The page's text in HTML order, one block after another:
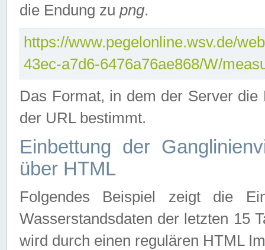
die Endung zu png.
https://www.pegelonline.wsv.de/
43ec-a7d6-6476a76ae868/W/
Das Format, in dem der Server
der URL bestimmt.
Einbettung der
über HTML
Folgendes Beispiel zeigt die
Wasserstandsdaten der letzten 15
wird durch einen regulären HTML